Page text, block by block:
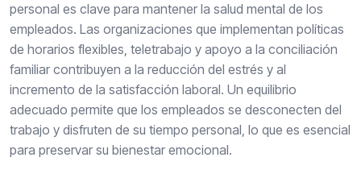
personal es clave para mantener la salud mental de los
empleados. Las organizaciones que implementan políticas
de horarios flexibles, teletrabajo y apoyo a la conciliación
familiar contribuyen a la reducción del estrés y al
incremento de la satisfacción laboral. Un equilibrio
adecuado permite que los empleados se desconecten del
trabajo y disfruten de su tiempo personal, lo que es esencial
para preservar su bienestar emocional.